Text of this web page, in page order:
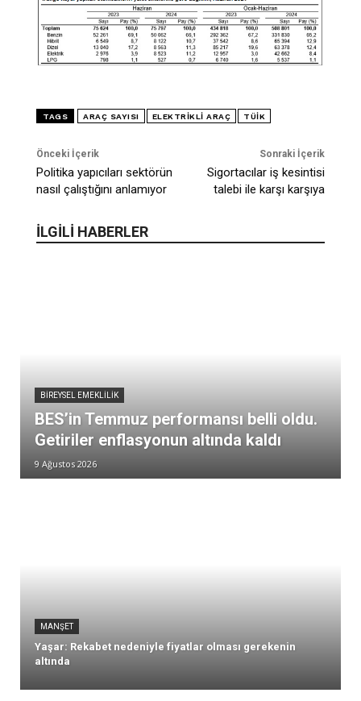
TAGS ARAÇ SAYISI ELEKTRIKLI ARAÇ TÜİK
Önceki İçerik
Politika yapıcıları sektörün
nasıl çalıştığını anlamıyor
Sonraki İçerik
Sigortacılar iş kesintisi
talebi ile karşı karşıya
İLGİLİ HABERLER
BIREYSEL EMEKLILIK
BES’in Temmuz performansı belli oldu.
Getiriler enflasyonun altında kaldı
9 Ağustos 2026
MANŞET
Yaşar: Rekabet nedeniyle fiyatlar olması gerekenin
altında